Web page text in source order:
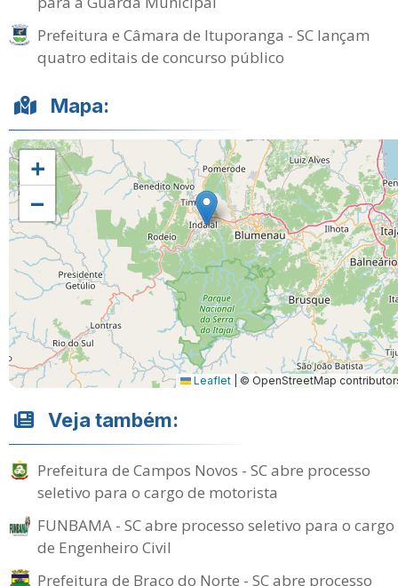
Prefeitura e Câmara de Ituporanga - SC lançam
quatro editais de concurso público
Mapa:
+
−
Leaflet © OpenStreetMap
Veja também:
Prefeitura de Campos Novos - SC abre processo
seletivo para o cargo de motorista
FUNBAMA - SC abre processo seletivo para o cargo
de Engenheiro Civil
Prefeitura de Braço do Norte - SC abre processo